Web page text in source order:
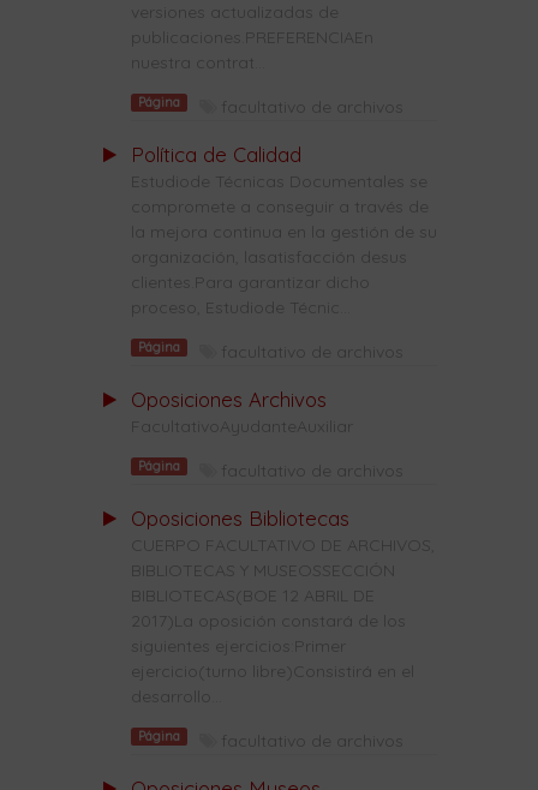
versiones actualizadas de
publicaciones.PREFERENCIAEn
nuestra contrat...
Página facultativo de archivos
Política de Calidad
Estudiode Técnicas Documentales se
compromete a conseguir a través de
la mejora continua en la gestión de su
organización, lasatisfacción desus
clientes.Para garantizar dicho
proceso, Estudiode Técnic...
Página facultativo de archivos
Oposiciones Archivos
FacultativoAyudanteAuxiliar
Página facultativo de archivos
Oposiciones Bibliotecas
CUERPO FACULTATIVO DE ARCHIVOS,
BIBLIOTECAS Y MUSEOSSECCIÓN
BIBLIOTECAS(BOE 12 ABRIL DE
2017)La oposición constará de los
siguientes ejercicios:Primer
ejercicio(turno libre)Consistirá en el
desarrollo...
Página facultativo de archivos